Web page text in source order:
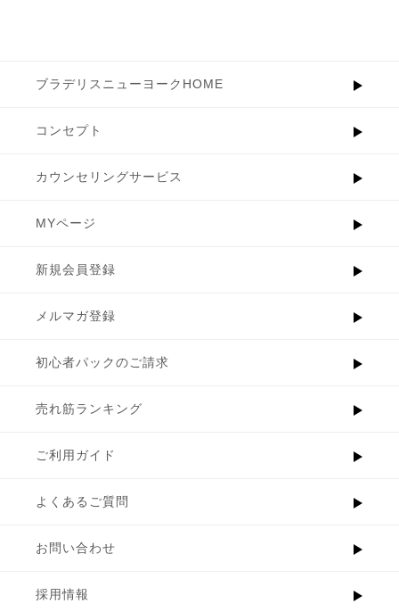
ブラデリスニューヨークHOME
コンセプト
カウンセリングサービス
MYページ
新規会員登録
メルマガ登録
初心者パックのご請求
売れ筋ランキング
ご利用ガイド
よくあるご質問
お問い合わせ
採用情報